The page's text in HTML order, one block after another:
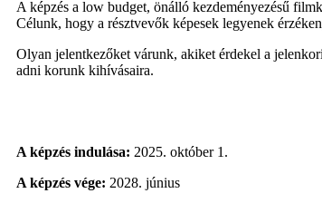
A képzés a low budget, önálló kezdeményezésű
Célunk, hogy a résztvevők képesek legyenek
Olyan jelentkezőket várunk, akiket érdekel a
adni korunk kihívásaira.
A képzés indulása: 2025. október 1.
A képzés vége: 2028. június